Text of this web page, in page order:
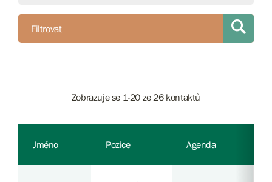
Filtrovat
Zobrazuje se 1-20 ze 26 kontaktů
Jméno Pozice Agenda